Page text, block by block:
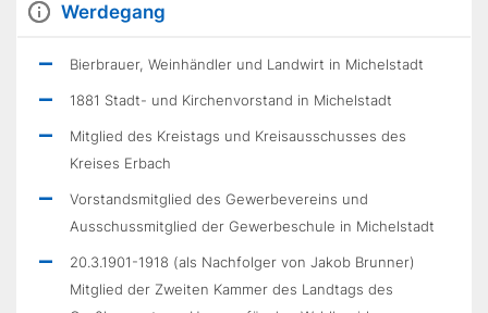
Werdegang
Bierbrauer, Weinhändler und Landwirt in Michelstadt
1881 Stadt- und Kirchenvorstand in Michelstadt
Mitglied des Kreistags und Kreisausschusses des
Kreises Erbach
Vorstandsmitglied des Gewerbevereins und
Ausschussmitglied der Gewerbeschule in Michelstadt
20.3.1901-1918 (als Nachfolger von Jakob Brunner)
Mitglied der Zweiten Kammer des Landtags des